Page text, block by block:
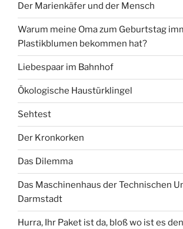
Der Marienkäfer und der Mensch
Warum meine Oma zum Geburtstag
Plastikblumen bekommen hat?
Liebespaar im Bahnhof
Ökologische Haustürklingel
Sehtest
Der Kronkorken
Das Dilemma
Das Maschinenhaus der Technischen
Darmstadt
Hurra, Ihr Paket ist da, bloß wo ist es